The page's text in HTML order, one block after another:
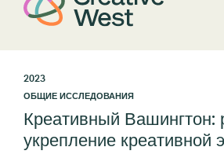
2023
ОБЩИЕ ИССЛЕДОВАНИЯ
Креативный Вашингтон:
укрепление креативной